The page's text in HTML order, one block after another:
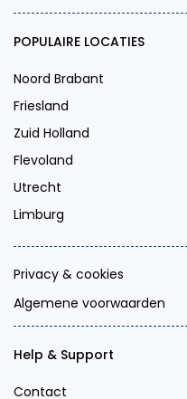
POPULAIRE LOCATIES
Noord Brabant
Friesland
Zuid Holland
Flevoland
Utrecht
Limburg
Privacy & cookies
Algemene voorwaarden
Help & Support
Contact